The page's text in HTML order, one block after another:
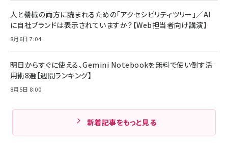
人と機械の両方に読まれるための「アクセシビリティツリー」／AI
に自社ブランドは表示されていますか？【Web担当者向け講演】
8月6日 7:04
明日からすぐに使える、Gemini Notebookを無料で使い倒す活
用術8選【週間ランキング】
8月5日 8:00
新着記事をもっと見る